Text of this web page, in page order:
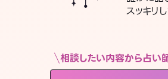
スッキリ
相談したい内容から占い